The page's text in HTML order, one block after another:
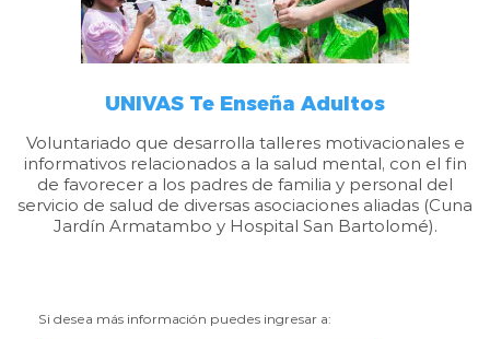
UNIVAS Te Enseña Adultos
Voluntariado que desarrolla talleres motivacionales e
informativos relacionados a la salud mental, con el fin
de favorecer a los padres de familia y personal del
servicio de salud de diversas asociaciones aliadas (Cuna
Jardín Armatambo y Hospital San Bartolomé).
Si desea más información puedes ingresar a: